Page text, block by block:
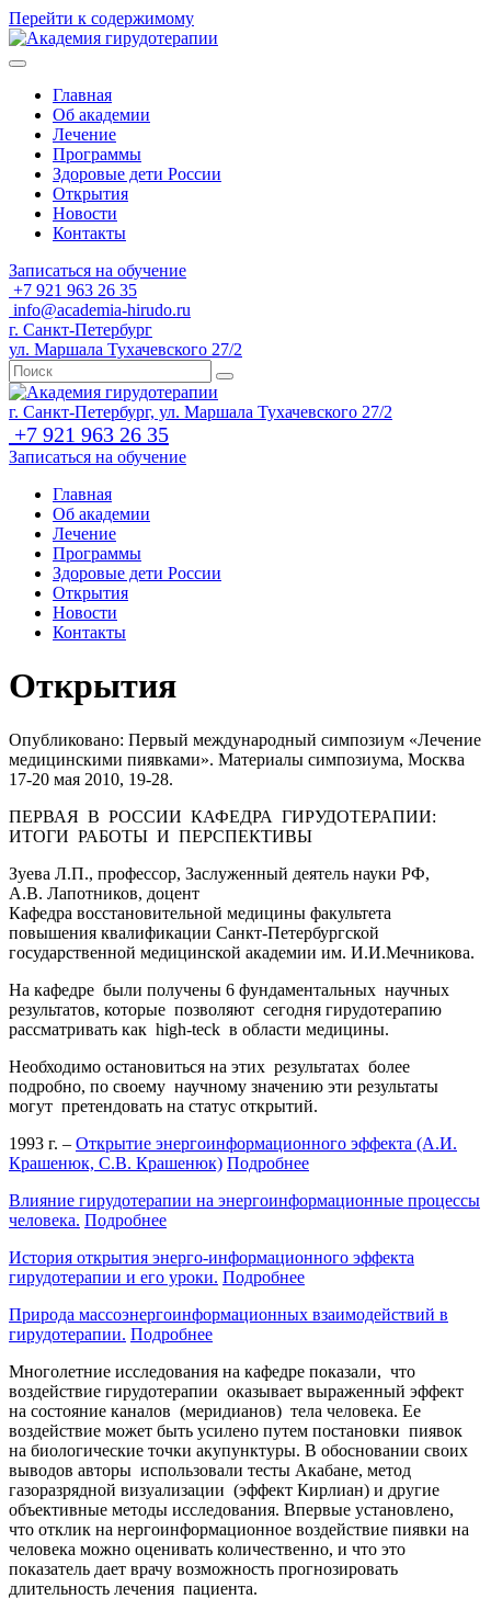
Перейти к содержимому
Главная
Об академии
Лечение
Программы
Здоровые дети России
Открытия
Новости
Контакты
Записаться на обучение
+7 921 963 26 35
info@academia-hirudo.ru
г. Санкт-Петербург
ул. Маршала Тухачевского 27/2
г. Санкт-Петербург, ул. Маршала Тухачевского 27/2
+7 921 963 26 35
Записаться на обучение
Главная
Об академии
Лечение
Программы
Здоровые дети России
Открытия
Новости
Контакты
Открытия
Опубликовано: Первый международный симпозиум «Лечение
медицинскими пиявками». Материалы симпозиума, Москва
17-20 мая 2010, 19-28.
ПЕРВАЯ В РОССИИ КАФЕДРА ГИРУДОТЕРАПИИ:
ИТОГИ РАБОТЫ И ПЕРСПЕКТИВЫ
Зуева Л.П., профессор, Заслуженный деятель науки РФ,
А.В. Лапотников, доцент
Кафедра восстановительной медицины факультета
повышения квалификации Санкт-Петербургской
государственной медицинской академии им. И.И.Мечникова.
На кафедре были получены 6 фундаментальных научных
результатов, которые позволяют сегодня гирудотерапию
рассматривать как high-teck в области медицины.
Необходимо остановиться на этих результатах более
подробно, по своему научному значению эти результаты
могут претендовать на статус открытий.
1993 г. – Открытие энергоинформационного эффекта (А.И.
Крашенюк, С.В. Крашенюк) Подробнее
Влияние гирудотерапии на энергоинформационные процессы
человека. Подробнее
История открытия энерго-информационного эффекта
гирудотерапии и его уроки. Подробнее
Природа массоэнергоинформационных взаимодействий в
гирудотерапии. Подробнее
Многолетние исследования на кафедре показали, что
воздействие гирудотерапии оказывает выраженный эффект
на состояние каналов (меридианов) тела человека. Ее
воздействие может быть усилено путем постановки пиявок
на биологические точки акупунктуры. В обосновании своих
выводов авторы использовали тесты Акабане, метод
газоразрядной визуализации (эффект Кирлиан) и другие
объективные методы исследования. Впервые установлено,
что отклик на нергоинформационное воздействие пиявки на
человека можно оценивать количественно, и что это
показатель дает врачу возможность прогнозировать
длительность лечения пациента.